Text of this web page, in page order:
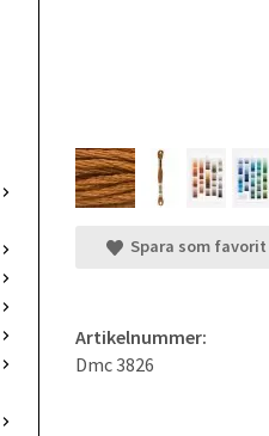
Spara som favorit
Artikelnummer:
Dmc 3826